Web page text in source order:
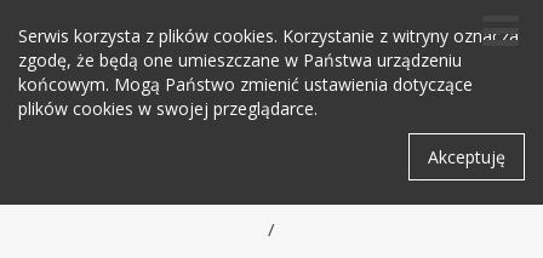
Serwis korzysta z plików cookies. Korzystanie z witryny oznacza
zgodę, że będą one umieszczane w Państwa urządzeniu
końcowym. Mogą Państwo zmienić ustawienia dotyczące
plików cookies w swojej przeglądarce.
Akceptuję
/